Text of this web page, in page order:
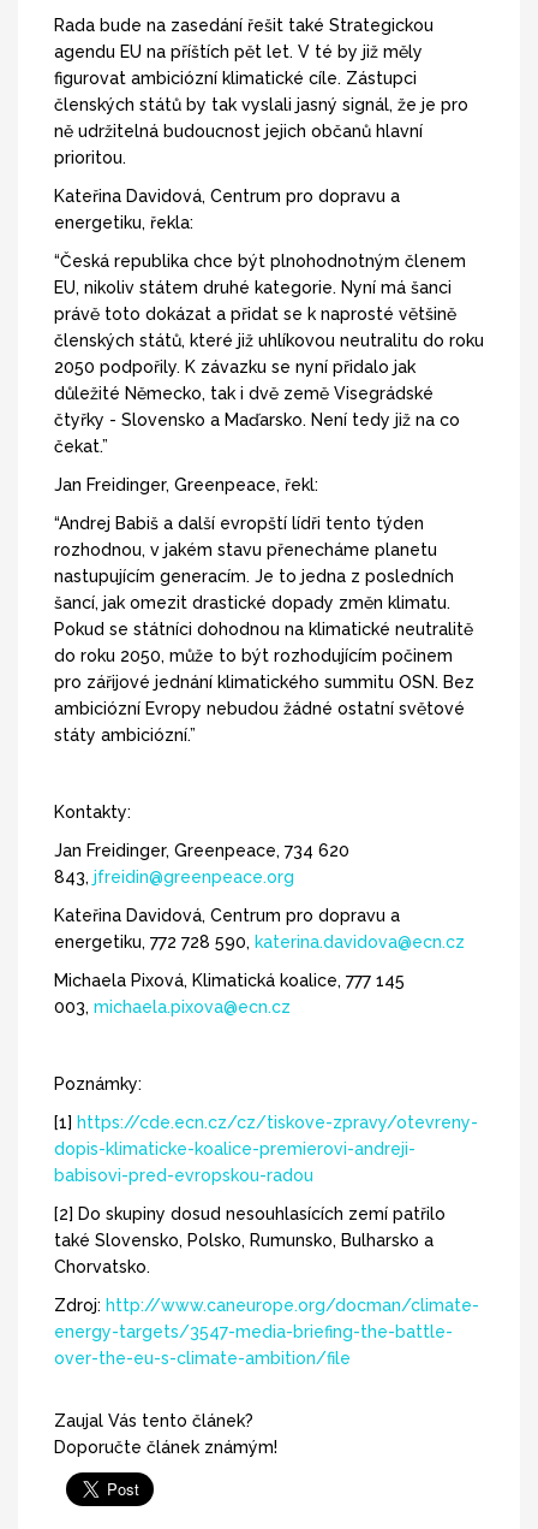
Rada bude na zasedání řešit také Strategickou
agendu EU na příštích pět let. V té by již měly
figurovat ambiciózní klimatické cíle. Zástupci
členských států by tak vyslali jasný signál, že je pro
ně udržitelná budoucnost jejich občanů hlavní
prioritou.
Kateřina Davidová, Centrum pro dopravu a
energetiku, řekla:
“Česká republika chce být plnohodnotným členem
EU, nikoliv státem druhé kategorie. Nyní má šanci
právě toto dokázat a přidat se k naprosté většině
členských států, které již uhlíkovou neutralitu do roku
2050 podpořily. K závazku se nyní přidalo jak
důležité Německo, tak i dvě země Visegrádské
čtyřky - Slovensko a Maďarsko. Není tedy již na co
čekat.”
Jan Freidinger, Greenpeace, řekl:
“Andrej Babiš a další evropští lídři tento týden
rozhodnou, v jakém stavu přenecháme planetu
nastupujícím generacím. Je to jedna z posledních
šancí, jak omezit drastické dopady změn klimatu.
Pokud se státníci dohodnou na klimatické neutralitě
do roku 2050, může to být rozhodujícím počinem
pro zářijové jednání klimatického summitu OSN. Bez
ambiciózní Evropy nebudou žádné ostatní světové
státy ambiciózní.”
Kontakty:
Jan Freidinger, Greenpeace, 734 620
843, jfreidin@greenpeace.org
Kateřina Davidová, Centrum pro dopravu a
energetiku, 772 728 590, katerina.davidova@ecn.cz
Michaela Pixová, Klimatická koalice, 777 145
003, michaela.pixova@ecn.cz
Poznámky:
[1] https://cde.ecn.cz/cz/tiskove-zpravy/otevreny-
dopis-klimaticke-koalice-premierovi-andreji-
babisovi-pred-evropskou-radou
[2] Do skupiny dosud nesouhlasících zemí patřilo
také Slovensko, Polsko, Rumunsko, Bulharsko a
Chorvatsko.
Zdroj: http://www.caneurope.org/docman/climate-
energy-targets/3547-media-briefing-the-battle-
over-the-eu-s-climate-ambition/file
Zaujal Vás tento článek?
Doporučte článek známým!